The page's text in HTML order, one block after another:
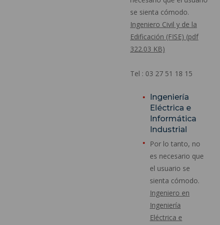
se sienta cómodo.
Ingeniero Civil y de la
Edificación (FISE) (pdf
322.03 KB)
Tel : 03 27 51 18 15
Ingeniería
Eléctrica e
Informática
Industrial
Por lo tanto, no
es necesario que
el usuario se
sienta cómodo.
Ingeniero en
Ingeniería
Eléctrica e